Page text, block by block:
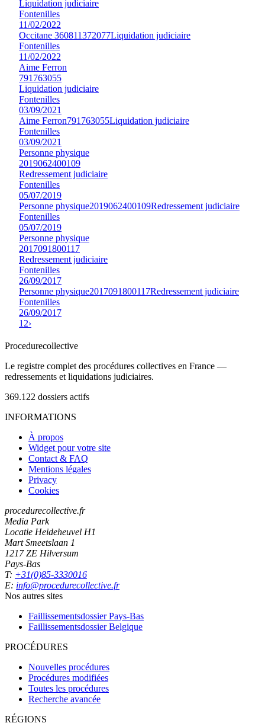
Liquidation judiciaire
Fontenilles
11/02/2022
Occitane 360811372077Liquidation judiciaire
Fontenilles
11/02/2022
Aime Ferron
791763055
Liquidation judiciaire
Fontenilles
03/09/2021
Aime Ferron791763055Liquidation judiciaire
Fontenilles
03/09/2021
Personne physique
2019062400109
Redressement judiciaire
Fontenilles
05/07/2019
Personne physique2019062400109Redressement judiciaire
Fontenilles
05/07/2019
Personne physique
2017091800117
Redressement judiciaire
Fontenilles
26/09/2017
Personne physique2017091800117Redressement judiciaire
Fontenilles
26/09/2017
1 2›
Procedurecollective
Le registre complet des procédures collectives en France —
redressements et liquidations judiciaires.
369.122 dossiers actifs
INFORMATIONS
À propos
Widget pour votre site
Contact & FAQ
Mentions légales
Privacy
Cookies
procedurecollective.fr
Media Park
Locatie Heideheuvel H1
Mart Smeetslaan 1
1217 ZE Hilversum
Pays-Bas
T: +31(0)85-3330016
E: info@procedurecollective.fr
Nos autres sites
Faillissementsdossier Pays-Bas
Faillissementsdossier Belgique
PROCÉDURES
Nouvelles procédures
Procédures modifiées
Toutes les procédures
Recherche avancée
RÉGIONS